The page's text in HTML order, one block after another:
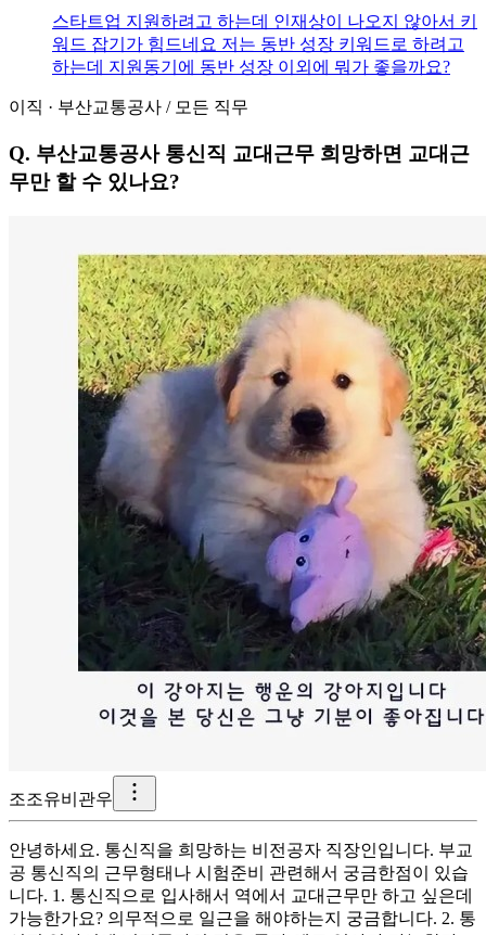
스타트업 지원하려고 하는데 인재상이 나오지 않아서 키
워드 잡기가 힘드네요 저는 동반 성장 키워드로 하려고
하는데 지원동기에 동반 성장 이외에 뭐가 좋을까요?
이직 · 부산교통공사 / 모든 직무
Q. 부산교통공사 통신직 교대근무 희망하면 교대근
무만 할 수 있나요?
조조유비관우
안녕하세요. 통신직을 희망하는 비전공자 직장인입니다. 부교
공 통신직의 근무형태나 시험준비 관련해서 궁금한점이 있습
니다. 1. 통신직으로 입사해서 역에서 교대근무만 하고 싶은데
가능한가요? 의무적으로 일근을 해야하는지 궁금합니다. 2. 통